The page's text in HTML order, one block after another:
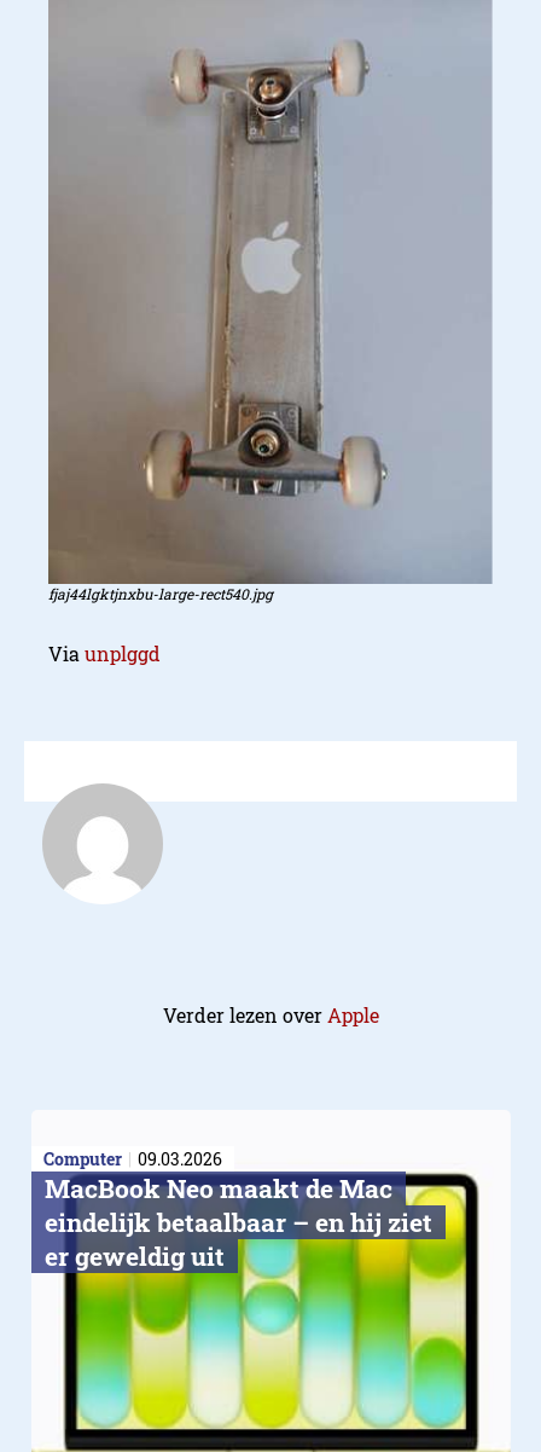
fjaj44lgktjnxbu-large-rect540.jpg
Viaunplggd
Verder lezen overApple
Computer 09.03.2026
MacBook Neo maakt de Mac
eindelijk betaalbaar – en hij ziet
er geweldig uit